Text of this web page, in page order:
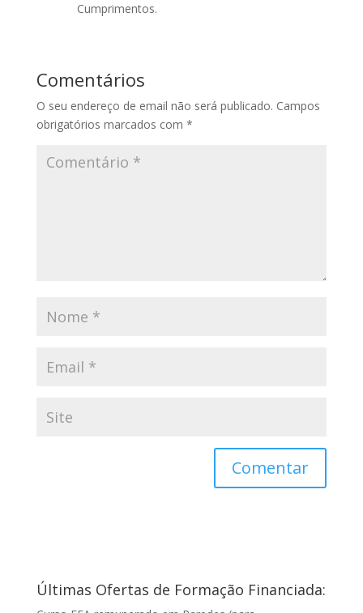
Cumprimentos.
Comentários
O seu endereço de email não será publicado. Campos
obrigatórios marcados com *
Últimas Ofertas de Formação Financiada: